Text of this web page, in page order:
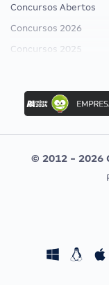
Concursos Abertos
Concursos 2026
Concursos 2025
Concurso Ibama
Concurso MPU
Editais publicados
CONCURSOS POR
Concursos Fiscais
© 2012 - 2026